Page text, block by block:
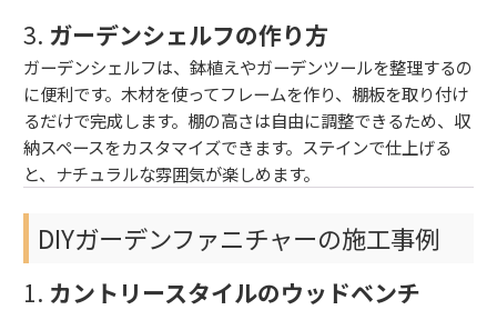
3. ガーデンシェルフの作り方
ガーデンシェルフは、鉢植えやガーデンツールを整理するの
に便利です。木材を使ってフレームを作り、棚板を取り付け
るだけで完成します。棚の高さは自由に調整できるため、収
納スペースをカスタマイズできます。ステインで仕上げる
と、ナチュラルな雰囲気が楽しめます。
DIYガーデンファニチャーの施工事例
1. カントリースタイルのウッドベンチ